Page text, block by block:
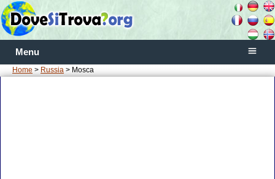
Menu
Home > Russia > Mosca